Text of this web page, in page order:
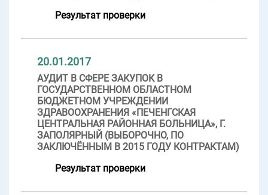
Результат проверки
20.01.2017
АУДИТ В СФЕРЕ ЗАКУПОК В
ГОСУДАРСТВЕННОМ ОБЛАСТНОМ
БЮДЖЕТНОМ УЧРЕЖДЕНИИ
ЗДРАВООХРАНЕНИЯ «ПЕЧЕНГСКАЯ
ЦЕНТРАЛЬНАЯ РАЙОННАЯ БОЛЬНИЦА», Г.
ЗАПОЛЯРНЫЙ (ВЫБОРОЧНО, ПО
ЗАКЛЮЧЁННЫМ В 2015 ГОДУ КОНТРАКТАМ)
Результат проверки